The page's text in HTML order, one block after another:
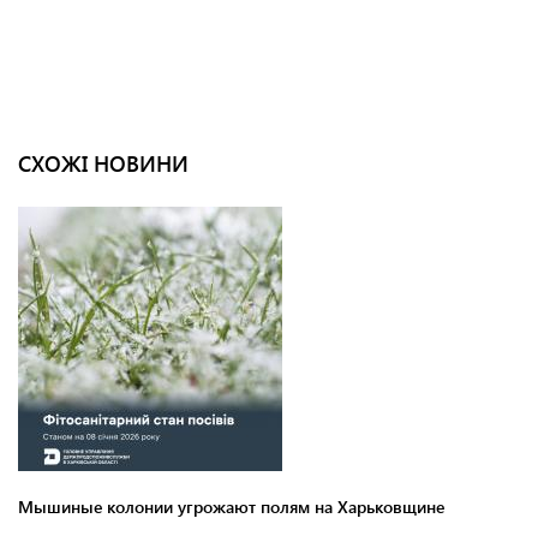
СХОЖІ НОВИНИ
Мышиные колонии угрожают полям на Харьковщине